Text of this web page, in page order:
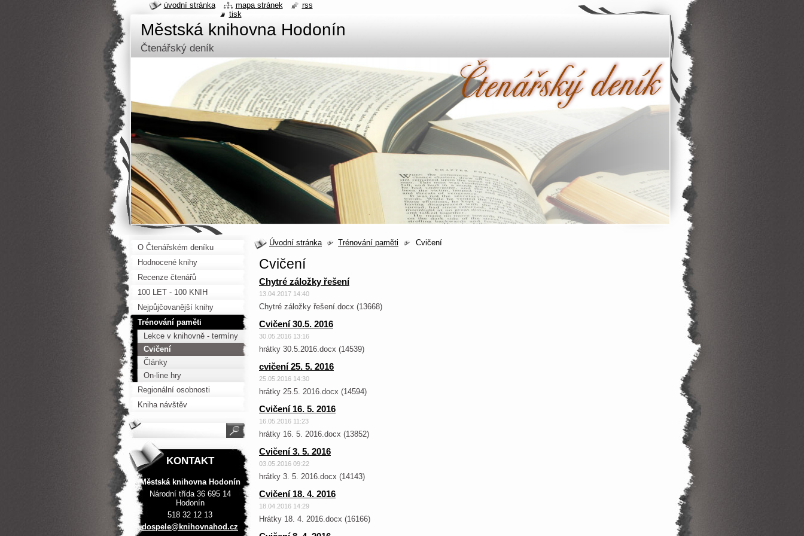
Městská knihovna Hodonín
Čtenářský deník
Úvodní stránka Trénování paměti Cvičení
Cvičení
Chytré záložky řešení
13.04.2017 14:40
Chytré záložky řešení.docx (13668)
Cvičení 30.5. 2016
30.05.2016 13:16
hrátky 30.5.2016.docx (14539)
cvičení 25. 5. 2016
25.05.2016 14:30
hrátky 25.5. 2016.docx (14594)
Cvičení 16. 5. 2016
16.05.2016 11:23
hrátky 16. 5. 2016.docx (13852)
Cvičení 3. 5. 2016
03.05.2016 09:22
hrátky 3. 5. 2016.docx (14143)
Cvičení 18. 4. 2016
18.04.2016 14:29
Hrátky 18. 4. 2016.docx (16166)
O Čtenářském deníku
Hodnocené knihy
Recenze čtenářů
100 LET - 100 KNIH
Nejpůjčovanější knihy
Trénování paměti
Lekce v knihovně - termíny
Cvičení
Články
On-line hry
Regionální osobnosti
Kniha návštěv
KONTAKT
Městská knihovna Hodonín
Národní třída 36 695 14
Hodonín
518 32 12 13
dospele@ knihovnahod.cz
úvodní stránka mapa stránek
rss
tisk